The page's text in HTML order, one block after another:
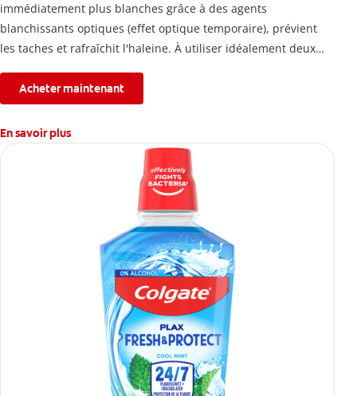
immédiatement plus blanches grâce à des agents
blanchissants optiques (effet optique temporaire), prévient
les taches et rafraîchit l'haleine. À utiliser idéalement deux
Acheter maintenant
En savoir plus